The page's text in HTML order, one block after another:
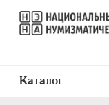
Каталог